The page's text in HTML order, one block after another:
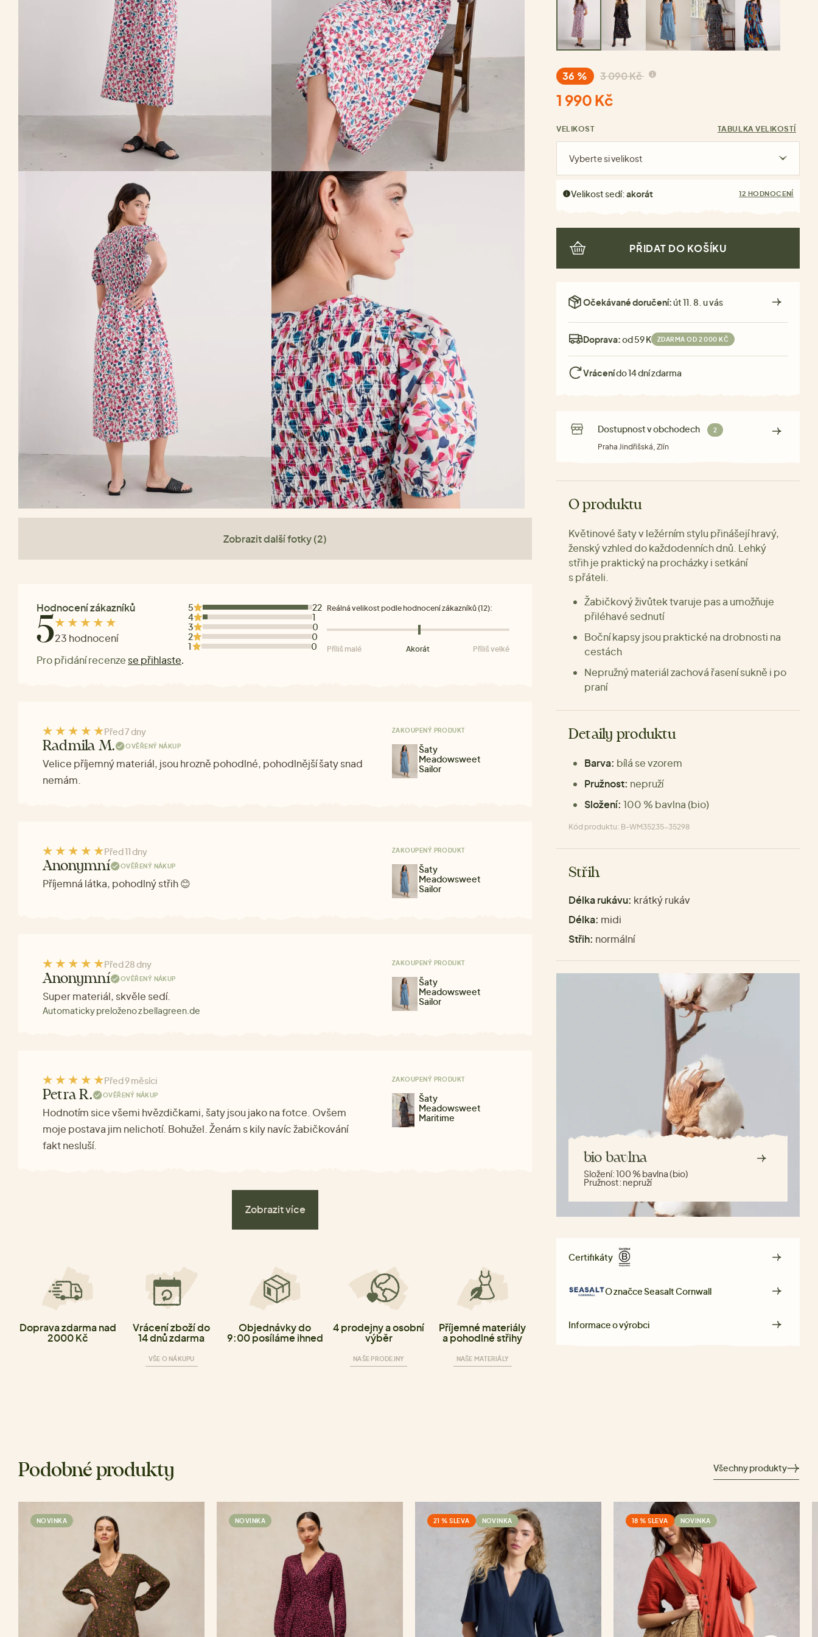
Zobrazit další fotky (2)
Hodnocení zákazníků
523 hodnocení
Pro přidání recenze se přihlaste.
5
22
4
1
3
0
2
0
1
0
Reálná velikost podle hodnocení zákazníků (12):
Příliš malé Akorát Příliš velké
Před 7 dny
Radmila M. OVĚŘENÝ NÁKUP
Velice příjemný materiál, jsou hrozně pohodlné, pohodlnější šaty snad
nemám.
ZAKOUPENÝ PRODUKT
Šaty
Meadowsweet
Sailor
Před 11 dny
Anonymní OVĚŘENÝ NÁKUP
Příjemná látka, pohodlný střih 😊
ZAKOUPENÝ PRODUKT
Šaty
Meadowsweet
Sailor
Před 28 dny
Anonymní OVĚŘENÝ NÁKUP
Super materiál, skvěle sedí.
Automaticky preloženo z bellagreen.de
ZAKOUPENÝ PRODUKT
Šaty
Meadowsweet
Sailor
Před 9 měsíci
Petra R. OVĚŘENÝ NÁKUP
Hodnotím sice všemi hvězdičkami, šaty jsou jako na fotce. Ovšem
moje postava jim nelichotí. Bohužel. Ženám s kily navíc žabičkování
fakt nesluší.
ZAKOUPENÝ PRODUKT
Šaty
Meadowsweet
Maritime
Zobrazit více
Doprava zdarma nad
2000 Kč
Vrácení zboží do
14 dnů zdarma
VŠE O NÁKUPU
Objednávky do
9:00 posíláme ihned
4 prodejny a osobní
výběr
NAŠE PRODEJNY
Příjemné materiály
a pohodlné střihy
NAŠE MATERIÁLY
36 % 3 090 Kč
1 990 Kč
VELIKOST TABULKA VELIKOSTÍ
Vyberte si velikost
Velikost sedí:akorát 12 HODNOCENÍ
PŘIDAT DO KOŠÍKU
Očekávané doručení:út 11. 8. u vás
Doprava:od 59 Kč ZDARMA OD 2 000 KČ
Vrácenído 14 dní zdarma
Dostupnost v obchodech 2
Praha Jindřišská, Zlín
O produktu
Květinové šaty v ležérním stylu přinášejí hravý,
ženský vzhled do každodenních dnů. Lehký
střih je praktický na procházky i setkání
s přáteli.
Žabičkový živůtek tvaruje pas a umožňuje
přiléhavé sednutí
Boční kapsy jsou praktické na drobnosti na
cestách
Nepružný materiál zachová řasení sukně i po
praní
Detaily produktu
Barva: bílá se vzorem
Pružnost: nepruží
Složení: 100 % bavlna (bio)
Kód produktu: B-WM35235-35298
Střih
Délka rukávu: krátký rukáv
Délka: midi
Střih: normální
bio bavlna
Složení:100 % bavlna (bio)
Pružnost: nepruží
Certifikáty
O značceSeasalt Cornwall
Informace o výrobci
Podobné produkty Všechny produkty
NOVINKA NOVINKA 21 % SLEVA NOVINKA 18 % SLEVA NOVINKA